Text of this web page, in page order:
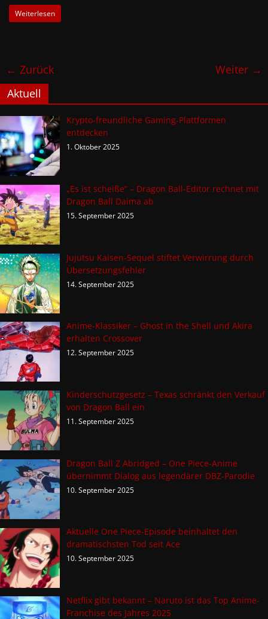
Weiterlesen
← Zurück
Weiter →
Aktuell
Krypto-freundliche Gaming-Plattformen
entdecken
1. Oktober 2025
„Es ist scheiße“ – Dragon Ball-Editor rechnet mit
Dragon Ball Daima ab
15. September 2025
Jujutsu Kaisen-Sequel stiftet Verwirrung durch
Übersetzungsfehler
14. September 2025
Anime-Klassiker – Ghost in the Shell und Akira
erhalten Crossover
12. September 2025
Kinderschutzgesetz – Texas schränkt den Verkauf
von Dragon Ball ein
11. September 2025
Dragon Ball Z Abridged – One Piece-Anime
übernimmt Dialog aus legendärer DBZ-Parodie
10. September 2025
Aktuelle One Piece-Episode beinhaltet den
dramatischsten Tod seit Ace
10. September 2025
Netflix gibt bekannt – Naruto ist das Top Anime-
Franchise des Jahres 2025